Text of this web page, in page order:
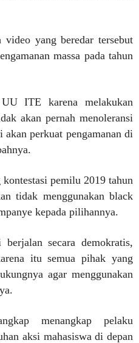
video yang beredar tersebut
massa pada tahun
ITE karena melakukan
akan pernah menoleransi
perkuat pengamanan di
pemilu 2019 tahun
tidak menggunakan black
kepada pilihannya.
secara demokratis,
itu semua pihak yang
agar menggunakan
menangkap pelaku
aksi mahasiswa di depan